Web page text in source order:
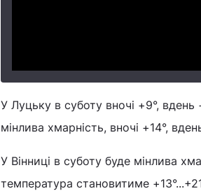
У Луцьку в суботу вночі +9°,
мінлива хмарність, вночі +14°,
У Вінниці в суботу буде мінлива
температура становитиме